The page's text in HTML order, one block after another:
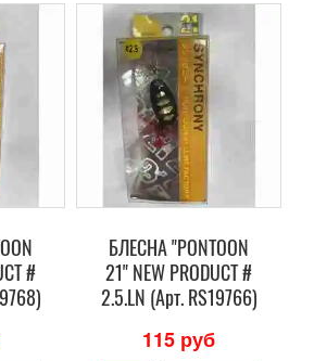
#
БЛЕСНА "PONTOON
21" NEW PRODUCT #
2.5.LN (Арт. RS19766)
115 руб